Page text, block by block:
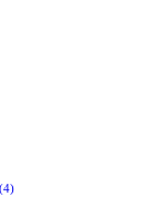
(4)